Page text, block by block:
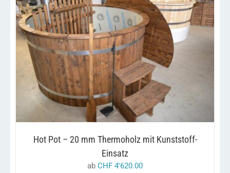
AUSFÜHRUNG WÄHLEN
DIESES
PRODUKT
WEIST
MEHRERE
VARIANTEN
AUF.
DIE
OPTIONEN
AUF
GEWÄHLT
/ DETAILS
Hot Pot – 20 mm Thermoholz mit Kunststoff-
Einsatz
ab CHF 4'620.00